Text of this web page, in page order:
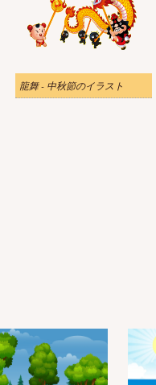
龍舞 - 中秋節のイラスト